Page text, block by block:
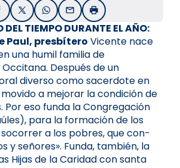
X / TwitterWhatsApp
EmailImprimir
TIEMPO DURANTE EL AÑO:
Paul, presbítero Vicente nace
una humil familia de
Después de un
diverso como sacerdote en
a mejorar la condición de
Por eso funda la Congregación
para la for­mación de los
a los pobres, que con­
y señore­s». Funda, también, la
Hijas de la Caridad con santa